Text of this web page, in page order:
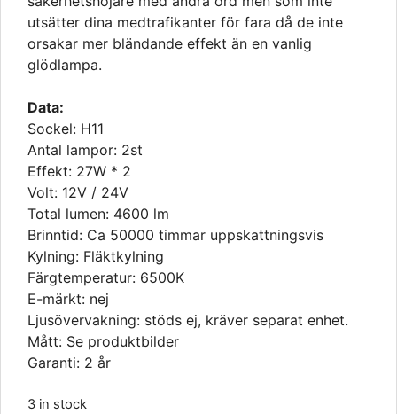
utsätter dina medtrafikanter för fara då de inte
orsakar mer bländande effekt än en vanlig
glödlampa.
Data:
Sockel: H11
Antal lampor: 2st
Effekt: 27W * 2
Volt: 12V / 24V
Total lumen: 4600 lm
Brinntid: Ca 50000 timmar uppskattningsvis
Kylning: Fläktkylning
Färgtemperatur: 6500K
E-märkt: nej
Ljusövervakning: stöds ej, kräver separat enhet.
Mått: Se produktbilder
Garanti: 2 år
3 in stock